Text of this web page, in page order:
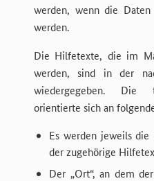
werden, wenn die
werden.
Die Hilfetexte, die im
werden, sind in der
wiedergegeben. Die
orientierte sich an
Es werden jeweils die
der zugehörige
Der „Ort“, an dem